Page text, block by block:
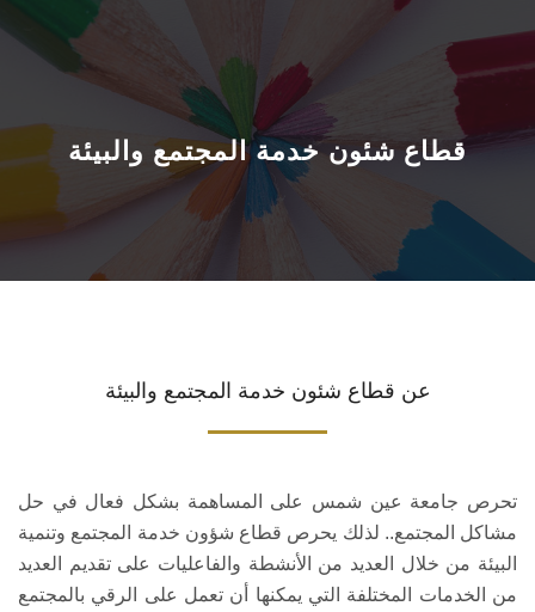
عن القطاع
إدارات القطاع
خدمات القطاع
تواصل معنا
قطاع شئون خدمة المجتمع والبيئة
عن قطاع شئون خدمة المجتمع والبيئة
تحرص جامعة عين شمس على المساهمة بشكل فعال في حل
مشاكل المجتمع.. لذلك يحرص قطاع شؤون خدمة المجتمع وتنمية
البيئة من خلال العديد من الأنشطة والفاعليات على تقديم العديد
من الخدمات المختلفة التي يمكنها أن تعمل على الرقي بالمجتمع